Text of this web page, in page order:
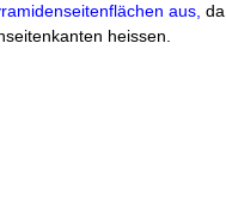
aus, da
heissen.